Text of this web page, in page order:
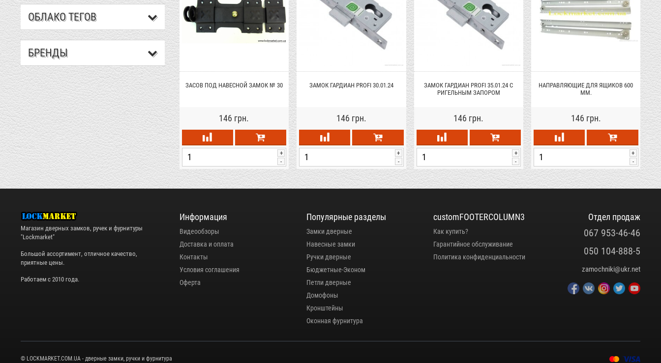
ОБЛАКО ТЕГОВ
БРЕНДЫ
BRUNO G6074
+
ЗАДВИЖКА BRUNO 1021 ЦВЕТ ХРОМ
147 грн.
-
+
ЗАСОВ ПОД НАВЕСНОЙ ЗАМОК № 30
146 грн.
-
+
ЗАМОК ГАРДИАН PROFI 30.01.24
146 грн.
-
+
ЗАМОК ГАРДИАН PROFI 35.01.24 С
РИГЕЛЬНЫМ ЗАПОРОМ
146 грн.
-
+
НАПРАВЛЯЮЩИЕ ДЛЯ ЯЩИКОВ 600
ММ.
146 грн.
-
+
Магазин дверных замков, ручек и фурнитуры
"Lockmarket"
Большой ассортимент, отличное качество,
приятные цены.
Работаем с 2010 года.
Информация
Видеообзоры
Доставка и оплата
Контакты
Условия соглашения
Оферта
Популярные разделы
Замки дверные
Навесные замки
Ручки дверные
Бюджетные-Эконом
Петли дверные
Домофоны
Кронштейны
Оконная фурнитура
customFOOTERCOLUMN3
Как купить?
Гарантийное обслуживание
Политика конфиденциальности
Отдел продаж
067 953-46-46
050 104-888-5
zamochniki@ukr.net
© LOCKMARKET.COM.UA - дверные замки, ручки и фурнитура